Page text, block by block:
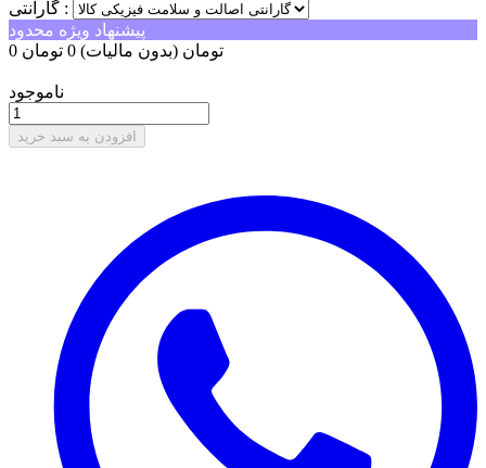
گارانتی :
پیشنهاد ویژه محدود
0 تومان (بدون مالیات) 0 تومان
ناموجود
افزودن به سبد خرید